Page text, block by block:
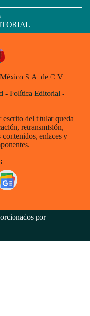
S.A. de C.V.
- Política Editorial -
del titular queda
retransmisión,
enlaces y
por